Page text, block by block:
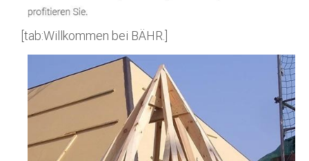
[tab:Willkommen bei BÄHR.]